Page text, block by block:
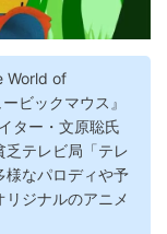
World of
ビックマウス』
ター・文原聡氏
テレビ局「テレ
様なパロディや予
ジナルのアニメ